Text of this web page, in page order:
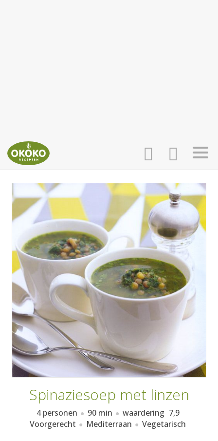
INLOGGEN
AANMELDEN
HOME
RECEPTEN
WEEKMENU'S
KOOKBOEKEN
Spinaziesoep met linzen
4 personen 90 min waardering 7,9
Voorgerecht
Mediterraan Vegetarisch